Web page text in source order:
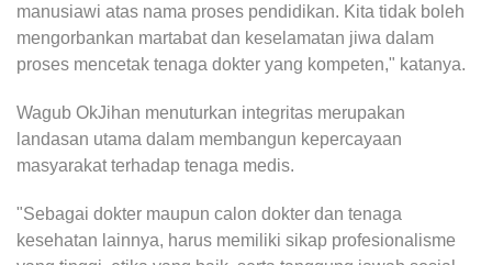
manusiawi atas nama proses pendidikan. Kita tidak boleh
mengorbankan martabat dan keselamatan jiwa dalam
proses mencetak tenaga dokter yang kompeten," katanya.
Wagub OkJihan menuturkan integritas merupakan
landasan utama dalam membangun kepercayaan
masyarakat terhadap tenaga medis.
"Sebagai dokter maupun calon dokter dan tenaga
kesehatan lainnya, harus memiliki sikap profesionalisme